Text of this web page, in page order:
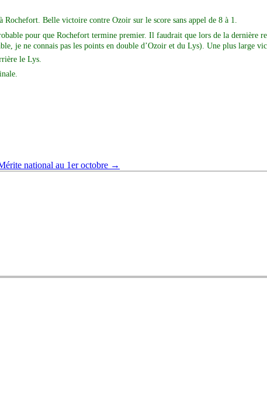
Belle victoire contre Ozoir sur le score sans appel de 8 à 1.
pour que Rochefort termine premier. Il faudrait que lors de la dernière
je ne connais pas les points en double d’Ozoir et du Lys). Une plus large
le Lys.
national au 1er octobre →